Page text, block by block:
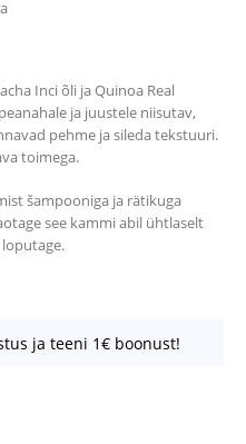
Inci õli ja Quinoa Real
ja juustele niisutav,
pehme ja sileda tekstuuri.
toimega.
šampooniga ja rätikuga
see kammi abil ühtlaselt
ja teeni 1€ boonust!